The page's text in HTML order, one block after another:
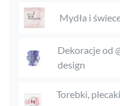
Mydła i
Dekoracje od
design
Torebki,